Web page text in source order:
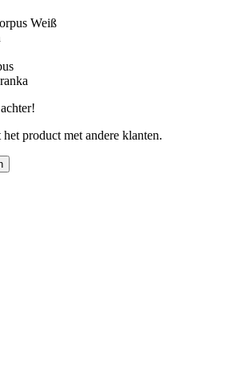
Weiß
product met andere klanten.